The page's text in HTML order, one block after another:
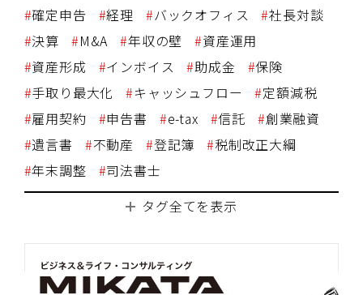
確定申告
経理 バックオフィス
社長対談
決算
M&A 年収の壁
資産運用
資産形成
インボイス 助成金
保険
手取り最大化
キャッシュフロー
定額減税
雇用契約
申告書 e-tax 信託
創業融資
遺言書
不動産 登記簿
税制改正大綱
年末調整
司法書士
タグ全てを表示